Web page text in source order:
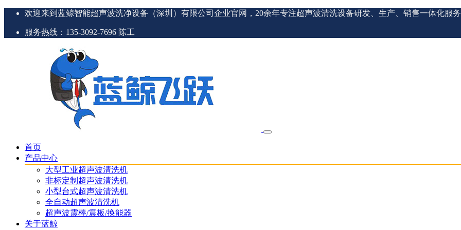
欢迎来到蓝鲸智能超声波洗净设备（深圳）有限公司企业官网，20余年专注超声波清洗设备研发、生产、销售一体化服
服务热线：135-3092-7696 陈工
首页
产品中心
大型工业超声波清洗机
非标定制超声波清洗机
小型台式超声波清洗机
全自动超声波清洗机
超声波震棒/震板/换能器
关于蓝鲸